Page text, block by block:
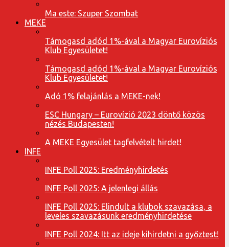
Ma este: Szuper Szombat
MEKE
Támogasd adód 1%-ával a Magyar Eurovíziós
Klub Egyesületet!
Támogasd adód 1%-ával a Magyar Eurovíziós
Klub Egyesületet!
Adó 1% felajánlás a MEKE-nek!
ESC Hungary – Eurovízió 2023 döntő közös
nézés Budapesten!
A MEKE Egyesület tagfelvételt hirdet!
INFE
INFE Poll 2025: Eredményhirdetés
INFE Poll 2025: A jelenlegi állás
INFE Poll 2025: Elindult a klubok szavazása, a
leveles szavazásunk eredményhirdetése
INFE Poll 2024: Itt az ideje kihirdetni a győztest!